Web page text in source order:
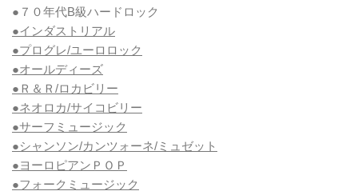
●７０年代B級ハードロック
●インダストリアル
●プログレ/ユーロロック
●オールディーズ
●Ｒ＆Ｒ/ロカビリー
●ネオロカ/サイコビリー
●サーフミュージック
●シャンソン/カンツォーネ/ミュゼット
●ヨーロピアンＰＯＰ
●フォークミュージック